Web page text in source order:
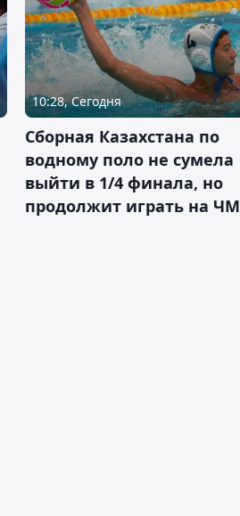
10:28, Сегодня
Сборная Казахстана по
водному поло не сумела
выйти в 1/4 финала, но
продолжит играть на ЧМ